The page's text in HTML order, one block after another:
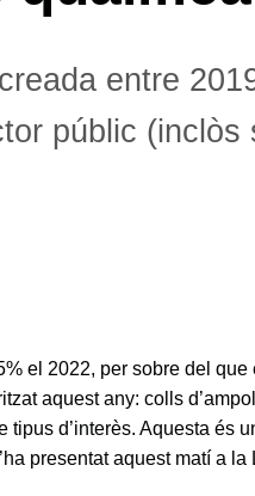
entre
públic
el 2022, per sobre del
aquest any: colls
tipus d’interès. Aquesta és
presentat aquest matí a la